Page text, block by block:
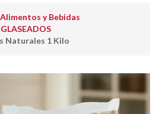
Alimentos y Bebidas
Naturales 1 Kilo